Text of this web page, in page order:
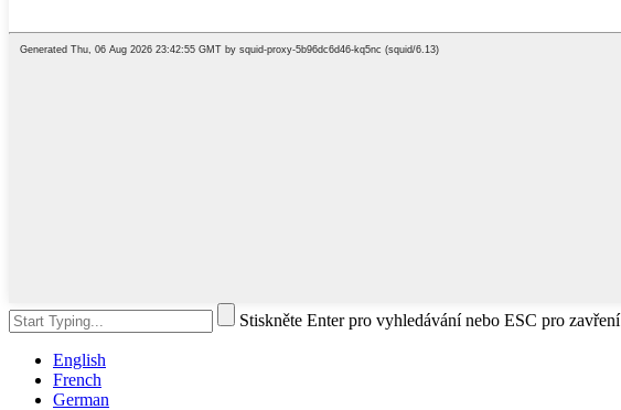
Stiskněte Enter pro vyhledávání nebo ESC pro zavření
English
French
German